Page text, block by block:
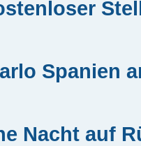
Spanien
Nacht auf